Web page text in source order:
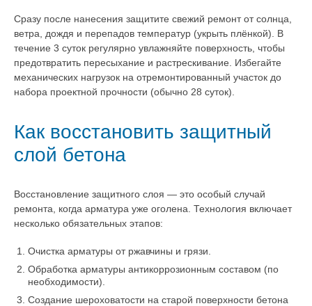
Сразу после нанесения защитите свежий ремонт от солнца,
ветра, дождя и перепадов температур (укрыть плёнкой). В
течение 3 суток регулярно увлажняйте поверхность, чтобы
предотвратить пересыхание и растрескивание. Избегайте
механических нагрузок на отремонтированный участок до
набора проектной прочности (обычно 28 суток).
Как восстановить защитный
слой бетона
Восстановление защитного слоя — это особый случай
ремонта, когда арматура уже оголена. Технология включает
несколько обязательных этапов:
Очистка арматуры от ржавчины и грязи.
Обработка арматуры антикоррозионным составом (по
необходимости).
Создание шероховатости на старой поверхности бетона